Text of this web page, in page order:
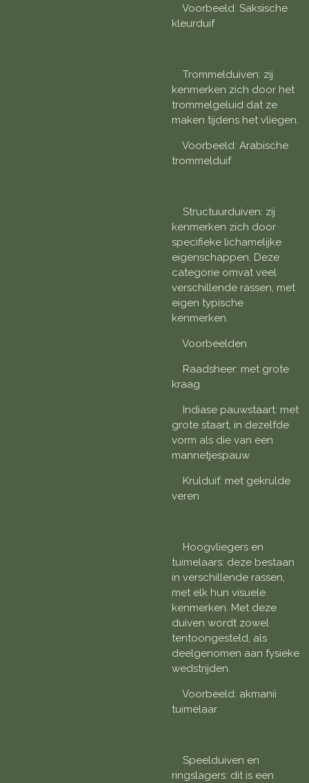
Voorbeeld: Saksische
kleurduif
Trommelduiven: zij
kenmerken zich door het
trommelgeluid dat ze
maken tijdens het vliegen.
Voorbeeld: Arabische
trommelduif
Structuurduiven: zij
kenmerken zich door
specifieke lichamelijke
eigenschappen. Deze
categorie omvat veel
verschillende rassen, met
eigen typische
kenmerken.
Voorbeelden
Raadsheer: met grote
kraag
Indiase pauwstaart: met
grote staart, in dezelfde
vorm als die van een
mannetjespauw
Krulduif: met gekrulde
veren
Hoogvliegers en
tuimelaars: deze bestaan
in verschillende rassen,
met elk hun visuele
kenmerken. Met deze
duiven wordt zowel
tentoongesteld, als
deelgenomen aan fysieke
wedstrijden.
Voorbeeld: akmanii
tuimelaar
Speelduiven en
ringslagers: dit is een